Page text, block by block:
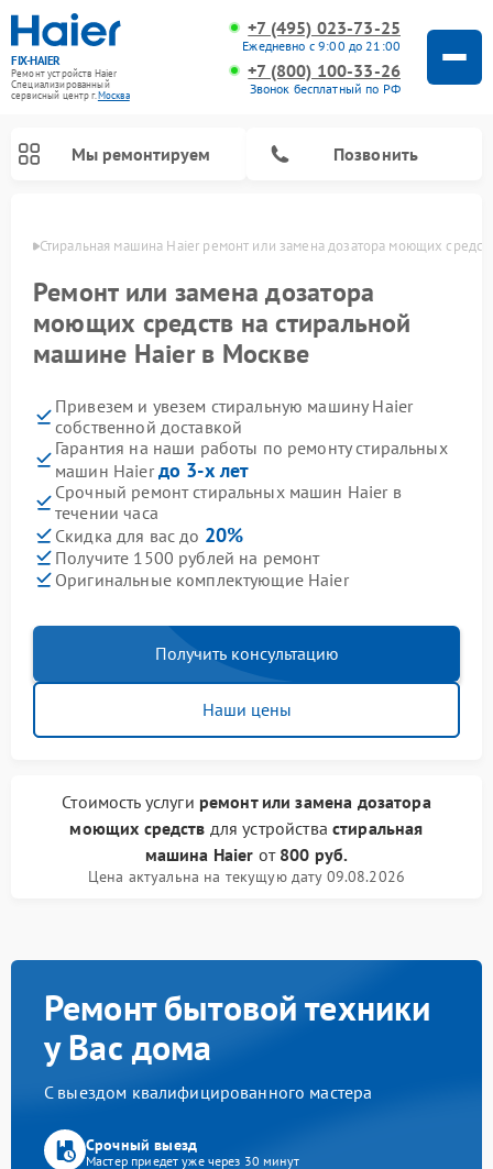
FIX-HAIER
Ремонт устройств Haier
Специализированный
cервисный центр г.Москва
+7 (495) 023-73-25
Ежедневно с 9:00 до 21:00
+7 (800) 100-33-26
Звонок бесплатный по РФ
Мы ремонтируем Позвонить
Стиральная машина Haier ремонт или замена дозатора моющих
Ремонт или замена дозатора
моющих средств на стиральной
машине Haier в Москве
Привезем и увезем стиральную машину Haier
собственной доставкой
Гарантия на наши работы по ремонту стиральных
машин Haierдо 3-х лет
Срочный ремонт стиральных машин Haier в
течении часа
Скидка для вас до 20%
Получите 1500 рублей на ремонт
Оригинальные комплектующие Haier
Получить консультацию
Наши цены
Стоимость услуги ремонт или замена дозатора
моющих средств для устройства стиральная
машина Haier от 800 руб.
Цена актуальна на текущую дату 09.08.2026
Ремонт бытовой техники
у Вас дома
С выездом квалифицированного мастера
Срочный выезд
Мастер приедет уже через 30 минут